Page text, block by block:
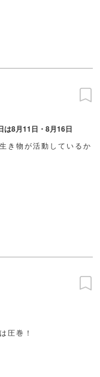
は8月11日・8月16日
き物が活動しているか
圧巻！